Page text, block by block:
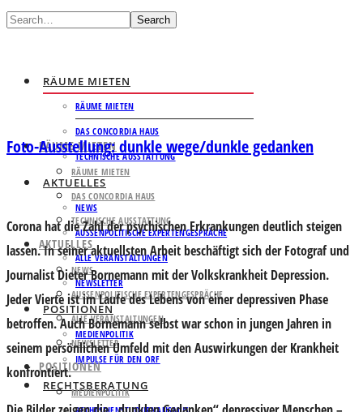
Search
RÄUME MIETEN
RÄUME MIETEN
DAS CONCORDIA HAUS
TECHNISCHE AUSSTATTUNG
AKTUELLES
NEWS
AUSSENPOLITISCHE EXPERTENGESPRÄCHE
ALLE VERANSTALTUNGEN
NEWSLETTER
POSITIONEN
MEDIENPOLITIK
IMPULSE FÜR DEN ORF
RECHTSBERATUNG
RÄUME MIETEN
RÄUME MIETEN
DAS CONCORDIA HAUS
TECHNISCHE AUSSTATTUNG
AKTUELLES
NEWS
AUSSENPOLITISCHE EXPERTENGESPRÄCHE
ALLE VERANSTALTUNGEN
NEWSLETTER
POSITIONEN
MEDIENPOLITIK
Foto-Ausstellung: dunkle wege/dunkle gedanken
Corona hat die Zahl der psychischen Erkrankungen deutlich steigen
lassen. In seiner aktuellsten Arbeit beschäftigt sich der Fotograf und
Journalist Dieter Bornemann mit der Volkskrankheit Depression.
Jeder Vierte ist im Laufe des Lebens von einer depressiven Phase
betroffen. Auch Bornemann selbst war schon in jungen Jahren in
seinem persönlichen Umfeld mit den Auswirkungen der Krankheit
konfrontiert.